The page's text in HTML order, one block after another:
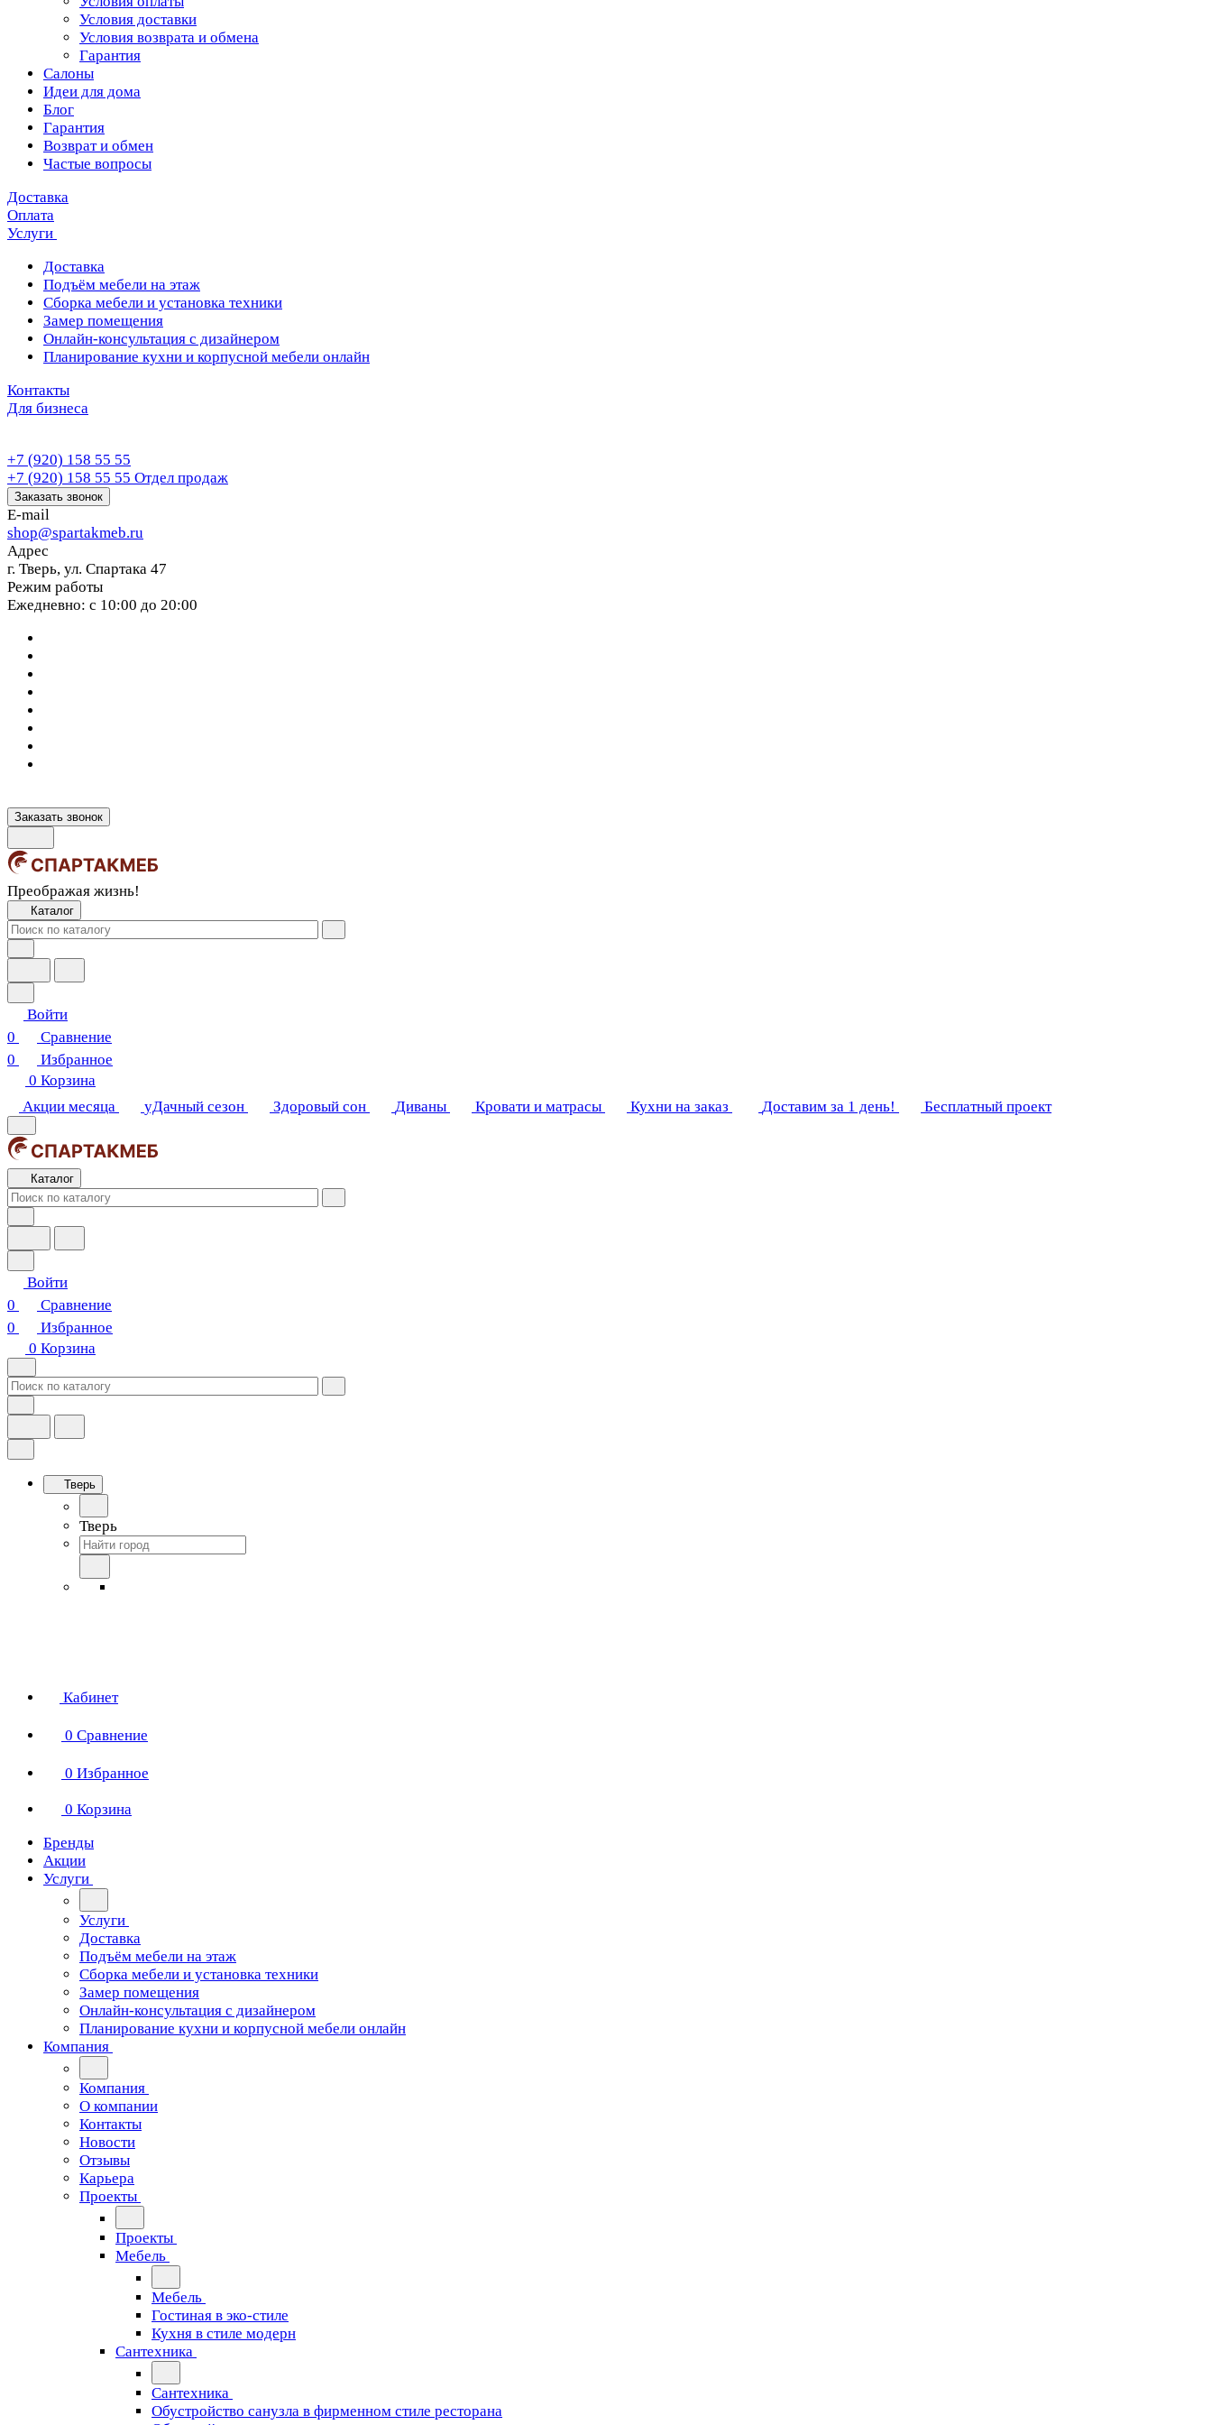
Условия доставки
Условия возврата и обмена
Гарантия
Салоны
Идеи для дома
Блог
Гарантия
Возврат и обмен
Частые вопросы
Доставка
Оплата
Услуги
Доставка
Подъём мебели на этаж
Сборка мебели и установка техники
Замер помещения
Онлайн-консультация с дизайнером
Планирование кухни и корпусной мебели онлайн
Контакты
Для бизнеса
+7 (920) 158 55 55
+7 (920) 158 55 55 Отдел продаж
Заказать звонок
E-mail
shop@spartakmeb.ru
Адрес
г. Тверь, ул. Спартака 47
Режим работы
Ежедневно: с 10:00 до 20:00
Заказать звонок
Преображая жизнь!
Каталог
Войти
0
Сравнение
0
Избранное
0 Корзина
Акции месяца
уДачный сезон Здоровый сон Диваны Кровати и матрасы Кухни на заказ Доставим за 1 день! Бесплатный проект
Каталог
Войти
0
Сравнение
0
Избранное
0 Корзина
Тверь
Тверь
Кабинет
0 Сравнение
0 Избранное
0 Корзина
Бренды
Акции
Услуги
Услуги
Доставка
Подъём мебели на этаж
Сборка мебели и установка техники
Замер помещения
Онлайн-консультация с дизайнером
Планирование кухни и корпусной мебели онлайн
Компания
Компания
О компании
Контакты
Новости
Отзывы
Карьера
Проекты
Проекты
Мебель
Мебель
Гостиная в эко-стиле
Кухня в стиле модерн
Сантехника
Сантехника
Обустройство санузла в фирменном стиле ресторана